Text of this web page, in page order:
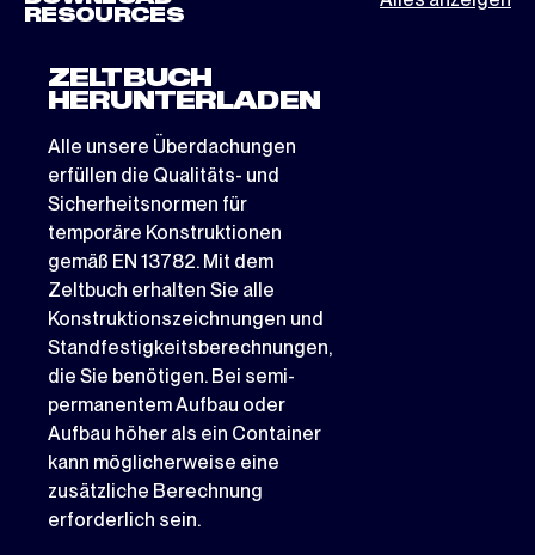
RESOURCES
ZELTBUCH
HERUNTERLADEN
Alle unsere Überdachungen
erfüllen die Qualitäts- und
Sicherheitsnormen für
temporäre Konstruktionen
gemäß EN 13782. Mit dem
Zeltbuch erhalten Sie alle
Konstruktionszeichnungen und
Standfestigkeitsberechnungen,
die Sie benötigen. Bei semi-
permanentem Aufbau oder
Aufbau höher als ein Container
kann möglicherweise eine
zusätzliche Berechnung
erforderlich sein.